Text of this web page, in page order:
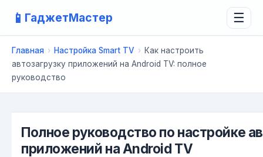
📱 ГаджетМастер ☰
Главная › Настройка Smart TV › Как настроить
автозагрузку приложений на Android TV: полное
руководство
Полное руководство по настройке
приложений на Android TV